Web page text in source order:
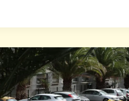
w
na
Wyspach
Kanaryjskich